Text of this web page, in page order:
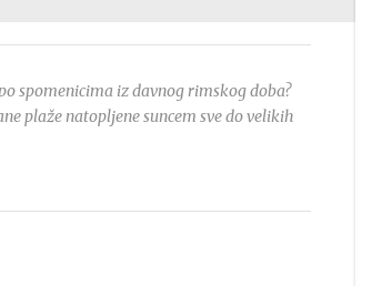
spomenicima iz davnog rimskog doba?
plaže natopljene suncem sve do velikih